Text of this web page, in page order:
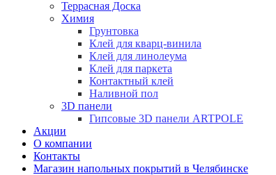
Террасная Доска
Химия
Грунтовка
Клей для кварц-винила
Клей для линолеума
Клей для паркета
Контактный клей
Наливной пол
3D панели
Гипсовые 3D панели ARTPOLE
Акции
О компании
Контакты
Магазин напольных покрытий в Челябинске